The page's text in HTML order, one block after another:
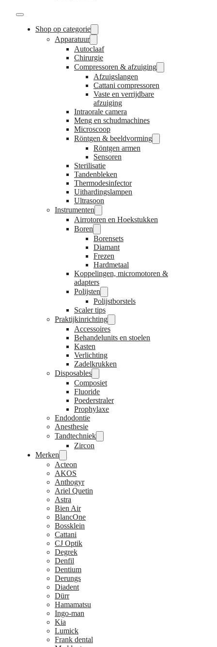
Shop op categorie
Apparatuur
Autoclaaf
Chirurgie
Compressoren & afzuiging
Afzuigslangen
Cattani compressoren
Vaste en verrijdbare
afzuiging
Intraorale camera
Meng en schudmachines
Microscoop
Röntgen & beeldvorming
Röntgen armen
Sensoren
Sterilisatie
Tandenbleken
Thermodesinfector
Uithardingslampen
Ultrasoon
Instrumenten
Airrotoren en Hoekstukken
Boren
Borensets
Diamant
Frezen
Hardmetaal
Koppelingen, micromotoren &
adapters
Polijsten
Polijstborstels
Scaler tips
Praktijkinrichting
Accessoires
Behandelunits en stoelen
Kasten
Verlichting
Zadelkrukken
Disposables
Composiet
Fluoride
Poederstraler
Prophylaxe
Endodontie
Anesthesie
Tandtechniek
Zircon
Merken
Acteon
AKOS
Anthogyr
Ariel Quetin
Astra
Bien Air
BlancOne
Bossklein
Cattani
CJ Optik
Degrek
Denfil
Dentium
Derungs
Diadent
Dürr
Hamamatsu
Ingo-man
Kia
Lumick
Frank dental